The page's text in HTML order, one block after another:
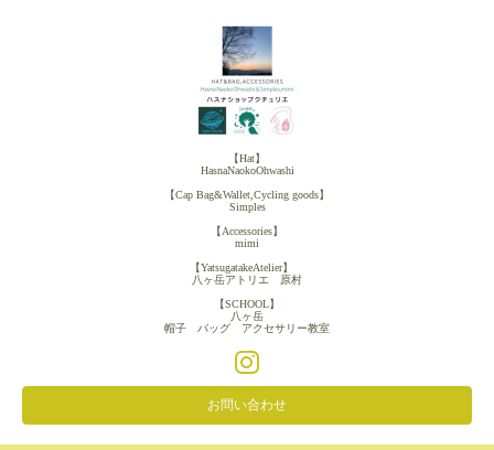
【Hat】
HasnaNaokoOhwashi
【Cap Bag&Wallet,Cycling goods】
Simples
【Accessories】
mimi
【YatsugatakeAtelier】
八ヶ岳アトリエ 原村
【SCHOOL】
八ヶ岳
帽子 バッグ アクセサリー教室
お問い合わせ